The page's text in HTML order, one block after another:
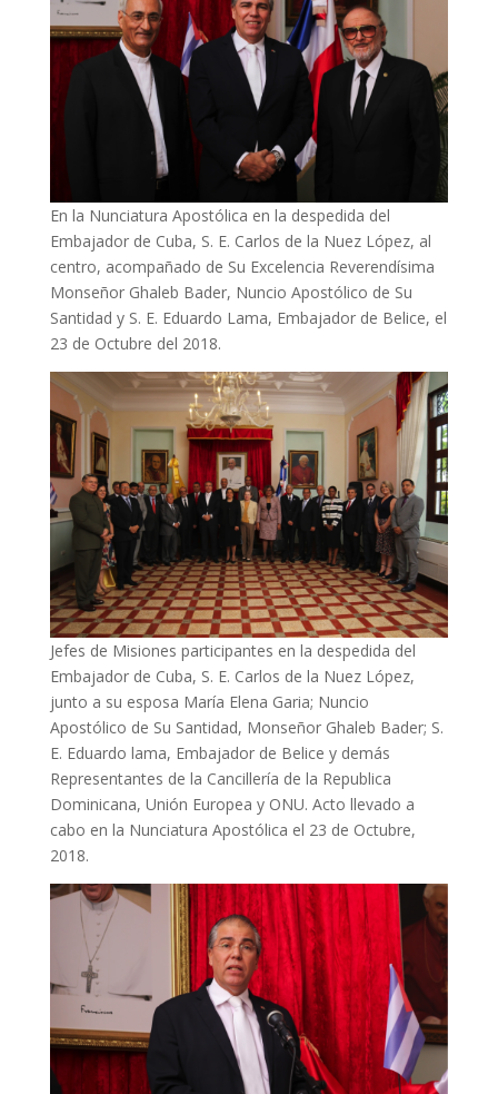
En la Nunciatura Apostólica en la despedida del
Embajador de Cuba, S. E. Carlos de la Nuez López, al
centro, acompañado de Su Excelencia Reverendísima
Monseñor Ghaleb Bader, Nuncio Apostólico de Su
Santidad y S. E. Eduardo Lama, Embajador de Belice, el
23 de Octubre del 2018.
Jefes de Misiones participantes en la despedida del
Embajador de Cuba, S. E. Carlos de la Nuez López,
junto a su esposa María Elena Garia; Nuncio
Apostólico de Su Santidad, Monseñor Ghaleb Bader; S.
E. Eduardo lama, Embajador de Belice y demás
Representantes de la Cancillería de la Republica
Dominicana, Unión Europea y ONU. Acto llevado a
cabo en la Nunciatura Apostólica el 23 de Octubre,
2018.